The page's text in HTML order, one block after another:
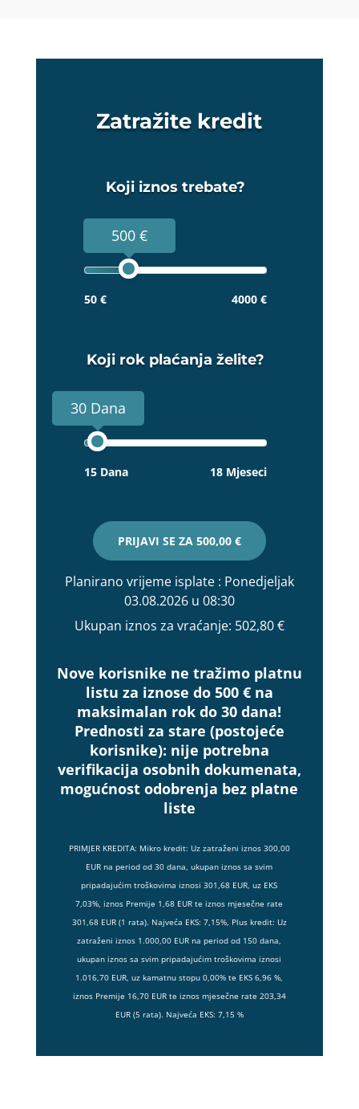
Zatražite kredit
Koji iznos trebate?
500 €
50 € 4000 €
Koji rok plaćanja želite?
30 Dana
15 Dana 18 Mjeseci
PRIJAVI SE ZA 500,00 €
Planirano vrijeme isplate : Ponedjeljak
03.08.2026 u 08:30
Ukupan iznos za vraćanje: 502,80 €
Nove korisnike ne tražimo platnu
listu za iznose do 500 € na
maksimalan rok do 30 dana!
Prednosti za stare (postojeće
korisnike): nije potrebna
verifikacija osobnih dokumenata,
mogućnost odobrenja bez platne
liste
PRIMJER KREDITA: Mikro kredit: Uz zatraženi iznos 300,00
EUR na period od 30 dana, ukupan iznos sa svim
pripadajućim troškovima iznosi 301,68 EUR, uz EKS
7,03%, iznos Premije 1,68 EUR te iznos mjesečne rate
301,68 EUR (1 rata). Najveća EKS: 7,15%, Plus kredit: Uz
zatraženi iznos 1.000,00 EUR na period od 150 dana,
ukupan iznos sa svim pripadajućim troškovima iznosi
1.016,70 EUR, uz kamatnu stopu 0,00% te EKS 6,96 %,
iznos Premije 16,70 EUR te iznos mjesečne rate 203,34
EUR (5 rata). Najveća EKS: 7,15 %